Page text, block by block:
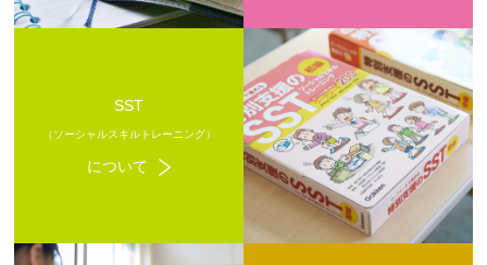
SST
（ソーシャルスキルトレーニング）
について